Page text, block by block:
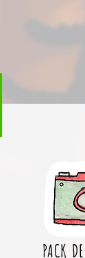
PACK